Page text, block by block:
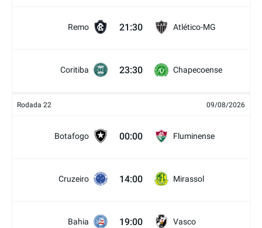
Remo 21:30 Atlético-MG
Coritiba 23:30 Chapecoense
Rodada 22 09/08/2026
Botafogo 00:00 Fluminense
Cruzeiro 14:00 Mirassol
Bahia 19:00 Vasco